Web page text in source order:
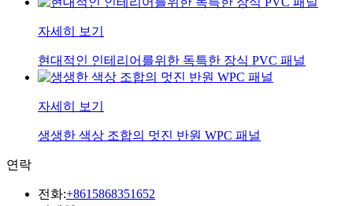
자세히 보기
현대적인 인테리어를위한 독특한 장식 PVC 패널
자세히 보기
생생한 색상 조합의 멋진 반원 WPC 패널
연락
전화:+8615868351652